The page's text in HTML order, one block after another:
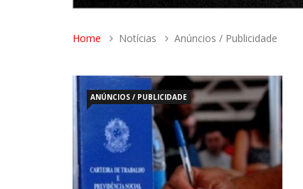
Home Notícias Anúncios / Publicidade
ANÚNCIOS / PUBLICIDADE